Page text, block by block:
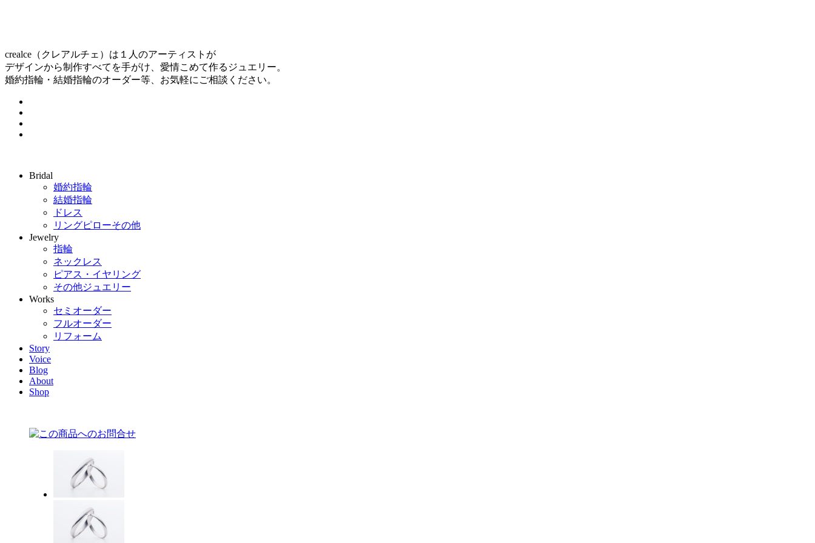
crealce（クレアルチェ）は１人のアーティストが
デザインから制作すべてを手がけ、愛情こめて作るジュエリー。
婚約指輪・結婚指輪のオーダー等、お気軽にご相談ください。
Bridal
婚約指輪
結婚指輪
ドレス
リングピローその他
Jewelry
指輪
ネックレス
ピアス・イヤリング
その他ジュエリー
Works
セミオーダー
フルオーダー
リフォーム
Story
Voice
Blog
About
Shop